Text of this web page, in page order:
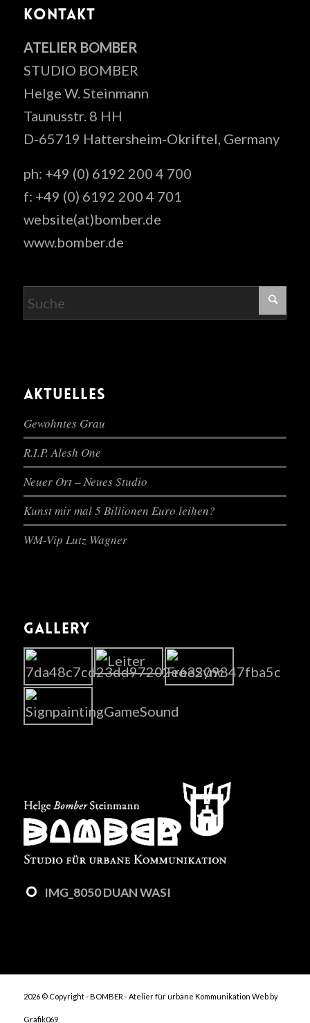
KONTAKT
ATELIER BOMBER
STUDIO BOMBER
Helge W. Steinmann
Taunusstr. 8 HH
D-65719 Hattersheim-Okriftel, Germany
ph: +49 (0) 6192 200 4 700
f: +49 (0) 6192 200 4 701
website(at)bomber.de
www.bomber.de
AKTUELLES
Gewohntes Grau
R.I.P. Alesh One
Neuer Ort – Neues Studio
Kunst mir mal 5 Billionen Euro leihen?
WM-Vip Lutz Wagner
GALLERY
IMG_8050 DUAN WASI
2026 © Copyright - BOMBER - Atelier für urbane Kommunikation Web by
Grafik069